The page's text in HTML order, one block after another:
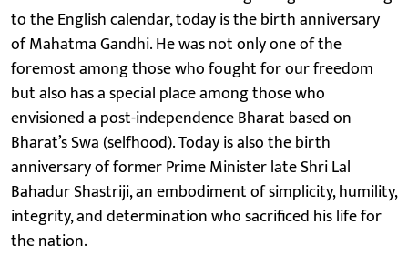
to the English calendar, today is the birth anniversary
of Mahatma Gandhi. He was not only one of the
foremost among those who fought for our freedom
but also has a special place among those who
envisioned a post-independence Bharat based on
Bharat’s Swa (selfhood). Today is also the birth
anniversary of former Prime Minister late Shri Lal
Bahadur Shastriji, an embodiment of simplicity, humility,
integrity, and determination who sacrificed his life for
the nation.